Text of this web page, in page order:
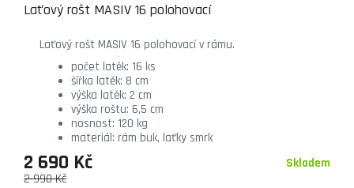
Laťový rošt MASIV 16 polohovací
Laťový rošt MASIV 16 polohovací v rámu.
počet latěk: 16 ks
šířka latěk: 8 cm
výška latěk: 2 cm
výška roštu: 6,5 cm
nosnost: 120 kg
materiál: rám buk, laťky smrk
Skladem
2 990 Kč
2 690 Kč